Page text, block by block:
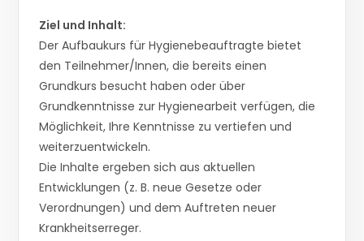
Ziel und Inhalt:
Der Aufbaukurs für Hygienebeauftragte bietet
den Teilnehmer/Innen, die bereits einen
Grundkurs besucht haben oder über
Grundkenntnisse zur Hygienearbeit verfügen, die
Möglichkeit, Ihre Kenntnisse zu vertiefen und
weiterzuentwickeln.
Die Inhalte ergeben sich aus aktuellen
Entwicklungen (z. B. neue Gesetze oder
Verordnungen) und dem Auftreten neuer
Krankheitserreger.